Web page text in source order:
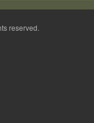
reserved.